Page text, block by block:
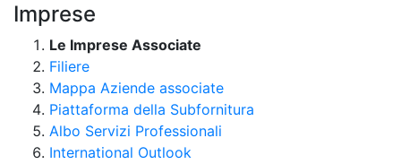
Imprese
Le Imprese Associate
Filiere
Mappa Aziende associate
Piattaforma della Subfornitura
Albo Servizi Professionali
International Outlook